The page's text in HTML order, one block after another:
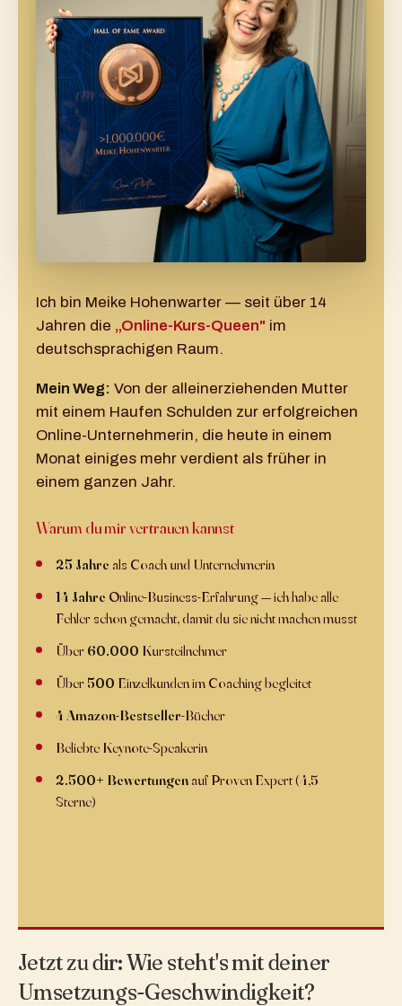
Ich bin Meike Hohenwarter — seit über 14
Jahren die „Online-Kurs-Queen" im
deutschsprachigen Raum.
Mein Weg: Von der alleinerziehenden Mutter
mit einem Haufen Schulden zur erfolgreichen
Online-Unternehmerin, die heute in einem
Monat einiges mehr verdient als früher in
einem ganzen Jahr.
Warum du mir vertrauen kannst
25 Jahre als Coach und Unternehmerin
14 Jahre Online-Business-Erfahrung — ich habe alle
Fehler schon gemacht, damit du sie nicht machen musst
Über 60.000 Kursteilnehmer
Über 500 Einzelkunden im Coaching begleitet
4 Amazon-Bestseller-Bücher
Beliebte Keynote-Speakerin
2.500+ Bewertungen auf Proven Expert (4,5+
Sterne)
Jetzt zu dir: Wie steht's mit deiner
Umsetzungs-Geschwindigkeit?